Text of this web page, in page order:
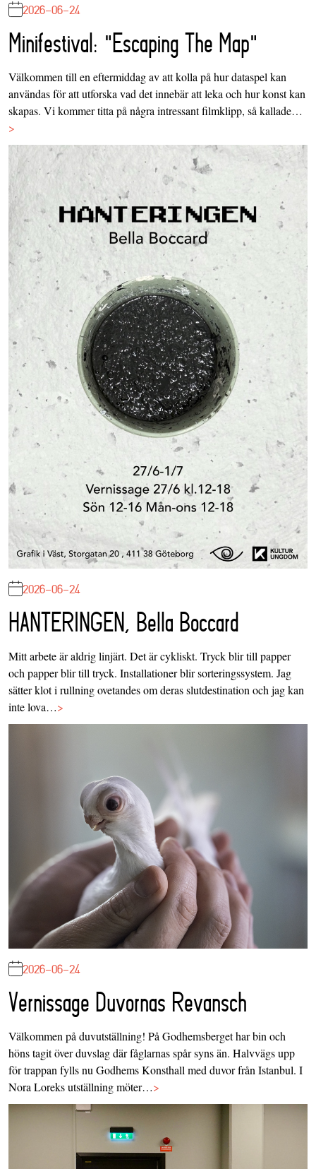
2026-06-24
Minifestival: "Escaping The Map"
Välkommen till en eftermiddag av att kolla på hur dataspel kan
användas för att utforska vad det innebär att leka och hur konst kan
skapas. Vi kommer titta på några intressant filmklipp, så kallade…
>
2026-06-24
HANTERINGEN, Bella Boccard
Mitt arbete är aldrig linjärt. Det är cykliskt. Tryck blir till papper
och papper blir till tryck. Installationer blir sorteringssystem. Jag
sätter klot i rullning ovetandes om deras slutdestination och jag kan
inte lova…>
2026-06-24
Vernissage Duvornas Revansch
Välkommen på duvutställning! På Godhemsberget har bin och
höns tagit över duvslag där fåglarnas spår syns än. Halvvägs upp
för trappan fylls nu Godhems Konsthall med duvor från Istanbul. I
Nora Loreks utställning möter…>